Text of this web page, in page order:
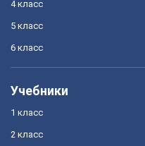
4 класс
5 класс
6 класс
Учебники
1 класс
2 класс